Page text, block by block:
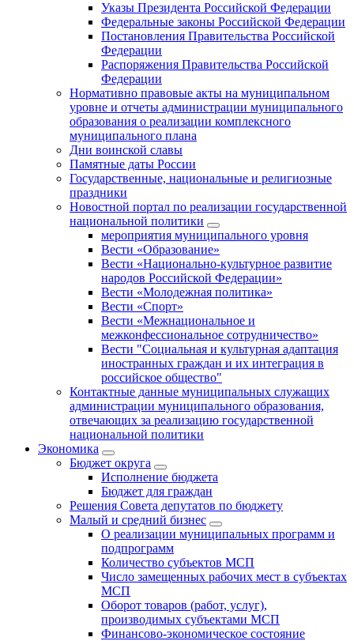
Указы Президента Российской Федерации
Федеральные законы Российской Федерации
Постановления Правительства Российской
Федерации
Распоряжения Правительства Российской
Федерации
Нормативно правовые акты на муниципальном
уровне и отчеты администрации муниципального
образования о реализации комплексного
муниципального плана
Дни воинской славы
Памятные даты России
Государственные, национальные и религиозные
праздники
Новостной портал по реализации государственной
национальной политики
мероприятия муниципального уровня
Вести «Образование»
Вести «Национально-культурное развитие
народов Российской Федерации»
Вести «Молодежная политика»
Вести «Спорт»
Вести «Межнациональное и
межконфессиональное сотрудничество»
Вести "Социальная и культурная адаптация
иностранных граждан и их интеграция в
российское общество"
Контактные данные муниципальных служащих
администрации муниципального образования,
отвечающих за реализацию государственной
национальной политики
Экономика
Бюджет округa
Исполнение бюджета
Бюджет для граждан
Решения Совета депутатов по бюджету
Малый и средний бизнес
О реализации муниципальных программ и
подпрограмм
Количество субъектов МСП
Число замещенных рабочих мест в субъектах
МСП
Оборот товаров (работ, услуг),
производимых субъектами МСП
Финансово-экономическое состояние